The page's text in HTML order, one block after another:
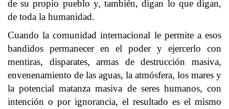
de su propio pueblo y, también, digan lo que digan,
de toda la humanidad.
Cuando la comunidad internacional le permite a esos
bandidos permanecer en el poder y ejercerlo con
mentiras, disparates, armas de destrucción masiva,
envenenamiento de las aguas, la atmósfera, los mares y
la potencial matanza masiva de seres humanos, con
intención o por ignorancia, el resultado es el mismo